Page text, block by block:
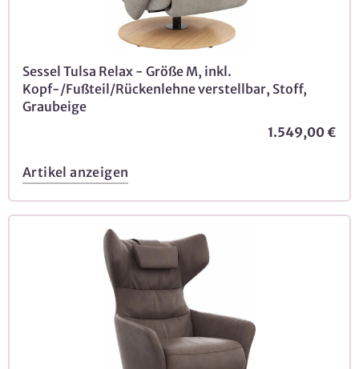
Sessel Tulsa Relax - Größe M, inkl.
Kopf-/Fußteil/Rückenlehne verstellbar, Stoff,
Graubeige
1.549,00 €
Artikel anzeigen